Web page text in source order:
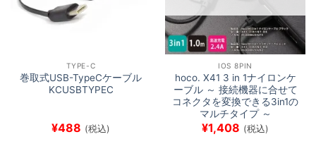
TYPE-C
巻取式USB-TypeCケーブル
KCUSBTYPEC
¥488 (税込)
IOS 8PIN
hoco. X41 3 in 1ナイロンケ
ーブル ～ 接続機器に合せて
コネクタを変換できる3in1の
マルチタイプ ～
¥1,408 (税込)